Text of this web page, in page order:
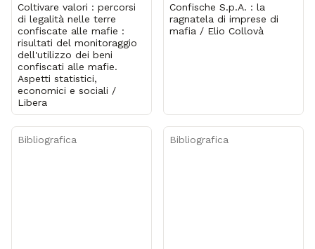
Coltivare valori : percorsi
di legalità nelle terre
confiscate alle mafie :
risultati del monitoraggio
dell'utilizzo dei beni
confiscati alle mafie.
Aspetti statistici,
economici e sociali /
Libera
Confische S.p.A. : la
ragnatela di imprese di
mafia / Elio Collovà
Bibliografica Bibliografica